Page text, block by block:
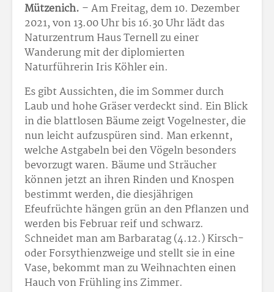
Mützenich. – Am Freitag, dem 10. Dezember
2021, von 13.00 Uhr bis 16.30 Uhr lädt das
Naturzentrum Haus Ternell zu einer
Wanderung mit der diplomierten
Naturführerin Iris Köhler ein.
Es gibt Aussichten, die im Sommer durch
Laub und hohe Gräser verdeckt sind. Ein Blick
in die blattlosen Bäume zeigt Vogelnester, die
nun leicht aufzuspüren sind. Man erkennt,
welche Astgabeln bei den Vögeln besonders
bevorzugt waren. Bäume und Sträucher
können jetzt an ihren Rinden und Knospen
bestimmt werden, die diesjährigen
Efeufrüchte hängen grün an den Pflanzen und
werden bis Februar reif und schwarz.
Schneidet man am Barbaratag (4.12.) Kirsch-
oder Forsythienzweige und stellt sie in eine
Vase, bekommt man zu Weihnachten einen
Hauch von Frühling ins Zimmer.